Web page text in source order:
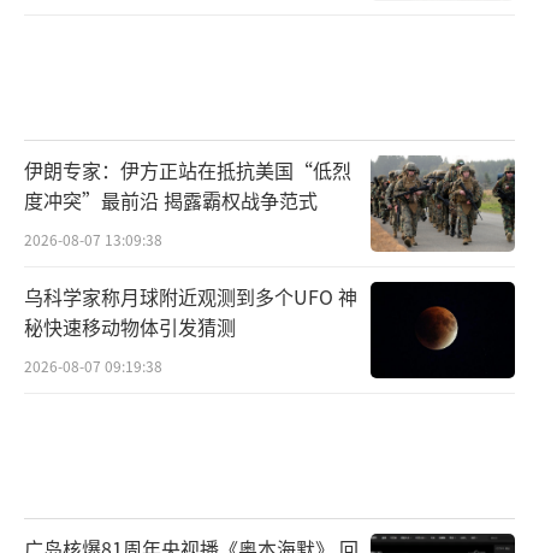
伊朗专家：伊方正站在抵抗美国“低烈
度冲突”最前沿 揭露霸权战争范式
2026-08-07 13:09:38
乌科学家称月球附近观测到多个UFO 神
秘快速移动物体引发猜测
2026-08-07 09:19:38